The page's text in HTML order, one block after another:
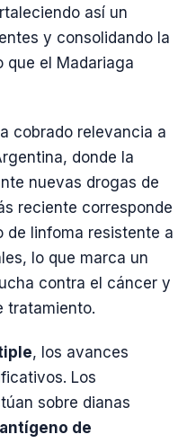
así un
y consolidando la
que el Madariaga
cobrado relevancia a
donde la
nuevas drogas de
reciente corresponde
de linfoma resistente a
lo que marca un
contra el cáncer y
tratamiento.
, los avances
Los
sobre dianas
de